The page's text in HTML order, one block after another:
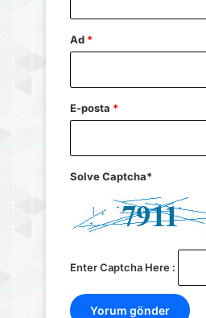
Ad *
E-posta *
Solve Captcha*
Enter Captcha Here :